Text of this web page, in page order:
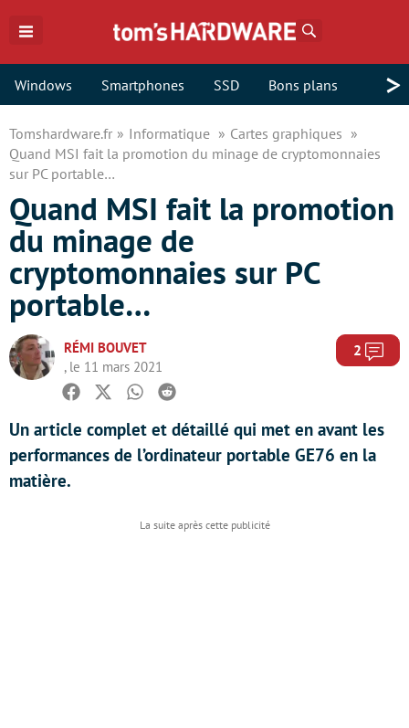
Windows Smartphones SSD Bons plans >
Tomshardware.fr Informatique
Cartes graphiques
Quand MSI fait la promotion du minage de cryptomonnaies
sur PC portable…
Quand MSI fait la promotion
du minage de
cryptomonnaies sur PC
portable…
RÉMI BOUVET
, le 11 mars 2021
2
Facebook
TwitterWhatsapp
Reddit
Un article complet et détaillé qui met en avant les
performances de l’ordinateur portable GE76 en la
matière.